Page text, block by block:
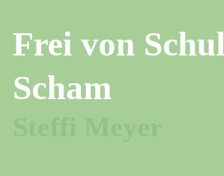
Frei von
Scham
Steffi Meyer